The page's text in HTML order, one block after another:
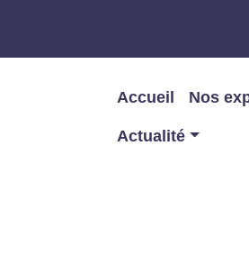
Accueil Nos
Actualité